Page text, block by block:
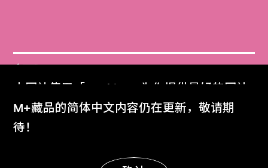
本网站使用「Cookies」为你提供最好的网站
体验。
了解更多
M+藏品的简体中文内容仍在更新，敬请期
待！
门票
Get Tickets